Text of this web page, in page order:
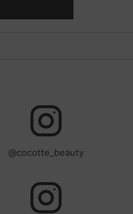
@cocotte_beauty